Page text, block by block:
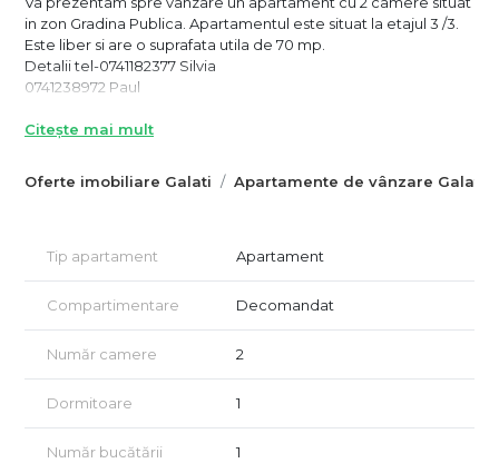
Oferte imobiliare Galati Apartamente de vânzare Galati
in zon Gradina Publica. Apartamentul este situat la etajul 3 /3.
Este liber si are o suprafata utila de 70 mp.
Detalii tel-0741182377 Silvia
0741238972 Paul
Citește mai mult
Tip apartament Apartament
Compartimentare Decomandat
Număr camere 2
Dormitoare 1
Număr bucătării 1